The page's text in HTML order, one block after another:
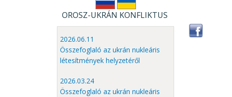
OROSZ-UKRÁN KONFLIKTUS
2026.06.11
Összefoglaló az ukrán nukleáris
létesítmények helyzetéről
2026.03.24
Összefoglaló az ukrán nukleáris